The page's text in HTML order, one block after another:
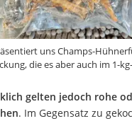
uns Champs-
die es aber auch im 1-
gelten jedoch rohe
. Im Gegensatz zu